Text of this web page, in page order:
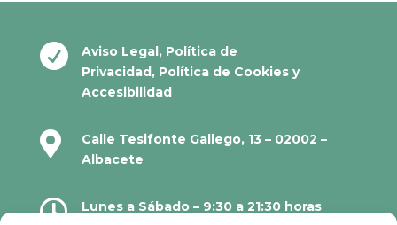
 Aviso Legal , Política de
Privacidad , Política de Cookies y
Accesibilidad

Calle Tesifonte Gallego, 13 – 02002 –
Albacete
 Lunes a Sábado – 9:30 a 21:30 horas